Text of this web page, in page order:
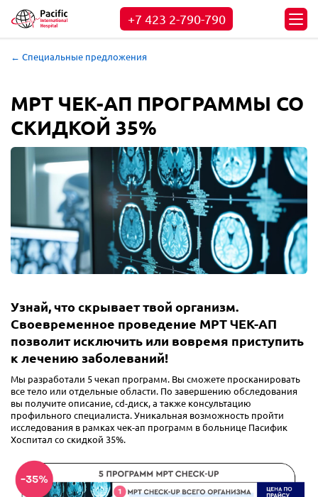
+7 423 2-790-790
← Специальные предложения
МРТ ЧЕК-АП ПРОГРАММЫ СО
СКИДКОЙ 35%
Узнай, что скрывает твой организм.
Своевременное проведение МРТ ЧЕК-АП
позволит исключить или вовремя приступить
к лечению заболеваний!
Мы разработали 5 чекап программ. Вы сможете просканировать
все тело или отдельные области. По завершению обследования
вы получите описание, cd-диск, а также консультацию
профильного специалиста. Уникальная возможность пройти
исследования в рамках чек-ап программ в больнице Пасифик
Хоспитал со скидкой 35%.